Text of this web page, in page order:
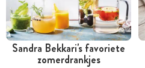
Sandra Bekkari's favoriete
zomerdrankjes